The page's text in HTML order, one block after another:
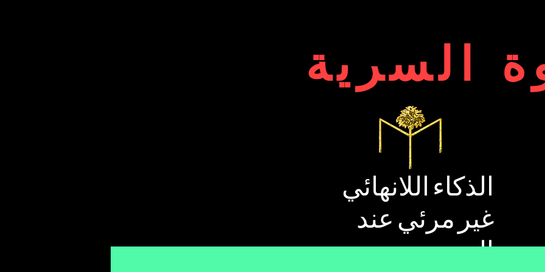
السرية
الذكاء اللانهائي
غير مرئي عند
الرضع